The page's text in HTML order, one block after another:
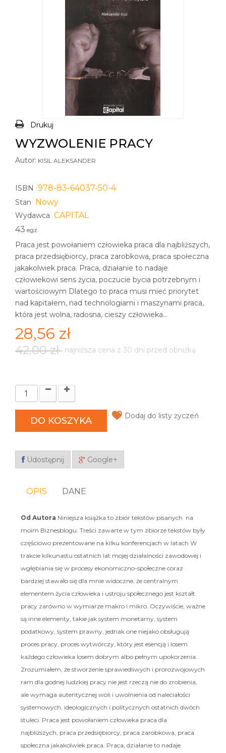
Drukuj
WYZWOLENIE PRACY
Autor: KISIL ALEKSANDER
ISBN 978-83-64037-50-4
Stan Nowy
Wydawca CAPITAL
43 egz.
Praca jest powołaniem człowieka praca dla najbliższych,
praca przedsiębiorcy, praca zarobkowa, praca społeczna
jakakolwiek praca. Praca, działanie to nadaje
człowiekowi sens życia, poczucie bycia potrzebnym i
wartościowym Dlatego to praca musi mieć priorytet
nad kapitałem, nad technologiami i maszynami praca,
która jest wolna, radosna, cieszy człowieka...
28,56 zł
42,00 zł najniższa cena z 30 dni przed obniżką
DO KOSZYKA Dodaj do listy życzeń
Udostępnij Google+
OPIS DANE
Od Autora Niniejsza książka to zbiór tekstów pisanych na
moim Biznesblogu. Treści zawarte w tym zbiorze tekstów były
częściowo prezentowane na kilku konferencjach w latach W
trakcie kilkunastu ostatnich lat mojej działalności zawodowej i
wgłębiania się w procesy ekonomiczno-społeczne coraz
bardziej stawało się dla mnie widoczne, że centralnym
elementem życia człowieka i ustroju społecznego jest kształt
pracy zarówno w wymiarze makro i mikro. Oczywiście, ważne
są inne elementy, takie jak system monetarny, system
podatkowy, system prawny, jednak one niejako obsługują
proces pracy, proces wytwórczy, który jest esencją i losem
każdego człowieka losem dobrym albo pełnym upokorzenia.
Zrozumiałem, że stworzenie sprawiedliwych i prorozwojowych
ram dla godnej ludzkiej pracy nie jest rzeczą nie do zrobienia,
ale wymaga autentycznej woli i uwolnienia od naleciałości
systemowych, ideologicznych i politycznych ostatnich dwóch
stuleci. Praca jest powołaniem człowieka praca dla
najbliższych, praca przedsiębiorcy, praca zarobkowa, praca
społeczna jakakolwiek praca. Praca, działanie to nadaje